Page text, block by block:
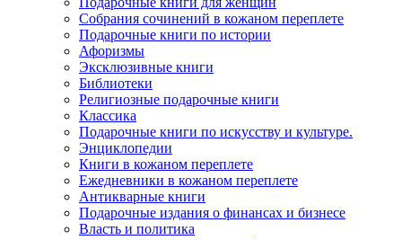
Собрания сочинений в кожаном переплете
Подарочные книги по истории
Афоризмы
Эксклюзивные книги
Библиотеки
Религиозные подарочные книги
Классика
Подарочные книги по искусству и культуре.
Энциклопедии
Книги в кожаном переплете
Ежедневники в кожаном переплете
Антикварные книги
Подарочные издания о финансах и бизнесе
Власть и политика